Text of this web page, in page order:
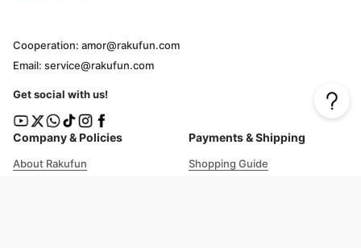
Company & Policies
About Rakufun
Payments & Shipping
Shopping Guide
Cooperation: amor@rakufun.com
Email: service@rakufun.com
Get social with us!